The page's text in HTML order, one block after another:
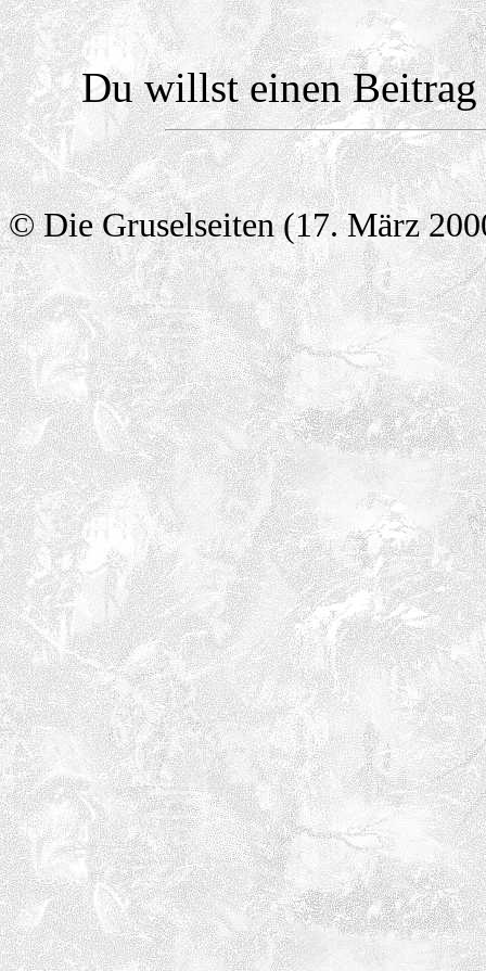
Du willst einen Beitrag
© Die Gruselseiten (17. März